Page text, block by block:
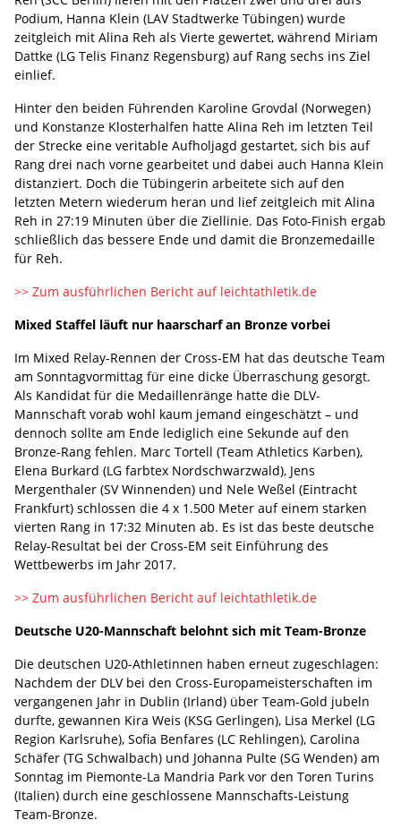
Podium, Hanna Klein (LAV Stadtwerke Tübingen) wurde
zeitgleich mit Alina Reh als Vierte gewertet, während Miriam
Dattke (LG Telis Finanz Regensburg) auf Rang sechs ins Ziel
einlief.
Hinter den beiden Führenden Karoline Grovdal (Norwegen)
und Konstanze Klosterhalfen hatte Alina Reh im letzten Teil
der Strecke eine veritable Aufholjagd gestartet, sich bis auf
Rang drei nach vorne gearbeitet und dabei auch Hanna Klein
distanziert. Doch die Tübingerin arbeitete sich auf den
letzten Metern wiederum heran und lief zeitgleich mit Alina
Reh in 27:19 Minuten über die Ziellinie. Das Foto-Finish ergab
schließlich das bessere Ende und damit die Bronzemedaille
für Reh.
>> Zum ausführlichen Bericht auf leichtathletik.de
Mixed Staffel läuft nur haarscharf an Bronze vorbei
Im Mixed Relay-Rennen der Cross-EM hat das deutsche Team
am Sonntagvormittag für eine dicke Überraschung gesorgt.
Als Kandidat für die Medaillenränge hatte die DLV-
Mannschaft vorab wohl kaum jemand eingeschätzt – und
dennoch sollte am Ende lediglich eine Sekunde auf den
Bronze-Rang fehlen. Marc Tortell (Team Athletics Karben),
Elena Burkard (LG farbtex Nordschwarzwald), Jens
Mergenthaler (SV Winnenden) und Nele Weßel (Eintracht
Frankfurt) schlossen die 4 x 1.500 Meter auf einem starken
vierten Rang in 17:32 Minuten ab. Es ist das beste deutsche
Relay-Resultat bei der Cross-EM seit Einführung des
Wettbewerbs im Jahr 2017.
>> Zum ausführlichen Bericht auf leichtathletik.de
Deutsche U20-Mannschaft belohnt sich mit Team-Bronze
Die deutschen U20-Athletinnen haben erneut zugeschlagen:
Nachdem der DLV bei den Cross-Europameisterschaften im
vergangenen Jahr in Dublin (Irland) über Team-Gold jubeln
durfte, gewannen Kira Weis (KSG Gerlingen), Lisa Merkel (LG
Region Karlsruhe), Sofia Benfares (LC Rehlingen), Carolina
Schäfer (TG Schwalbach) und Johanna Pulte (SG Wenden) am
Sonntag im Piemonte-La Mandria Park vor den Toren Turins
(Italien) durch eine geschlossene Mannschafts-Leistung
Team-Bronze.